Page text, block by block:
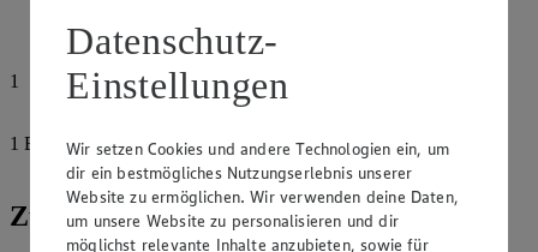
Pfeffer
1
Knoblauchzehe
1 EL
Basilikumblättchen, fein
Zubereitung
Datenschutz-
Einstellungen
Wir setzen Cookies und andere Technologien ein, um
dir ein bestmögliches Nutzungserlebnis unserer
Website zu ermöglichen. Wir verwenden deine Daten,
um unsere Website zu personalisieren und dir
möglichst relevante Inhalte anzubieten, sowie für